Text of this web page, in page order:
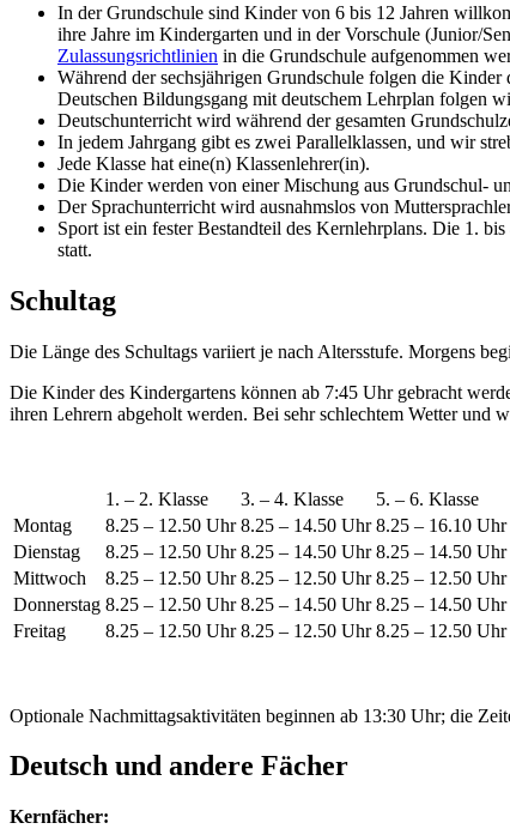
In der Grundschule sind Kinder von 6 bis 12 Jahren
ihre Jahre im Kindergarten und in der Vorschule (Junior/
Zulassungsrichtlinien in die Grundschule aufgenommen
Während der sechsjährigen Grundschule folgen die
Deutschen Bildungsgang mit deutschem Lehrplan folgen
Deutschunterricht wird während der gesamten
In jedem Jahrgang gibt es zwei Parallelklassen, und wir
Jede Klasse hat eine(n) Klassenlehrer(in).
Die Kinder werden von einer Mischung aus Grundschul-
Der Sprachunterricht wird ausnahmslos von
Sport ist ein fester Bestandteil des Kernlehrplans. Die 1.
statt.
Schultag
Die Länge des Schultags variiert je nach Altersstufe. Morgens
Die Kinder des Kindergartens können ab 7:45 Uhr gebracht
ihren Lehrern abgeholt werden. Bei sehr schlechtem Wetter und
1. – 2. Klasse 3. – 4. Klasse
5. – 6. Klasse
Montag
8.25 – 12.50 Uhr 8.25 – 14.50 Uhr 8.25 – 16.10 Uhr
Dienstag
8.25 – 12.50 Uhr 8.25 – 14.50 Uhr 8.25 – 14.50 Uhr
Mittwoch
8.25 – 12.50 Uhr 8.25 – 12.50 Uhr 8.25 – 12.50 Uhr
Donnerstag 8.25 – 12.50 Uhr 8.25 – 14.50 Uhr 8.25 – 14.50 Uhr
Freitag
8.25 – 12.50 Uhr 8.25 – 12.50 Uhr 8.25 – 12.50 Uhr
Optionale Nachmittagsaktivitäten beginnen ab 13:30 Uhr; die
Deutsch und andere Fächer
Kernfächer: